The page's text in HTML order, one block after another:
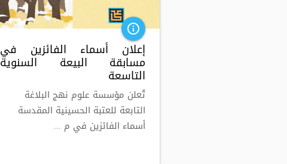
info_outline
إعلان أسماء الفائزين في
مسابقة البيعة السنوية
التاسعة
تُعلن مؤسسة علوم نهج البلاغة
التابعة للعتبة الحسينية المقدسة
أسماء الفائزين في م ...